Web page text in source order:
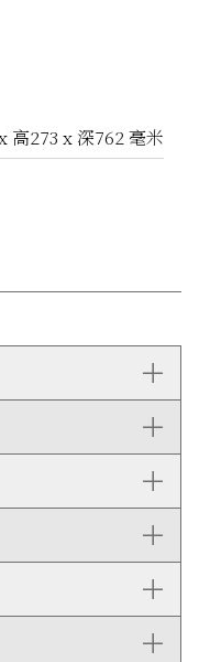
高273 x 深762 毫米
採用氦弧焊接技
耐用。
爐的外觀完美相
，並設有LED
勻。
深762毫米